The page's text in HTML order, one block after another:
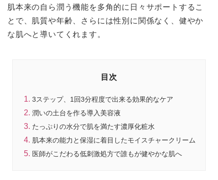
肌本来の自ら潤う機能を多角的に日々サポートするこ
とで、肌質や年齢、さらには性別に関係なく、健やか
な肌へと導いてくれます。
目次
3ステップ、1回3分程度で出来る効果的なケア
潤いの土台を作る導入美容液
たっぷりの水分で肌を満たす濃厚化粧水
肌本来の能力と保湿に着目したモイスチャークリーム
医師がこだわる低刺激処方で誰もが健やかな肌へ